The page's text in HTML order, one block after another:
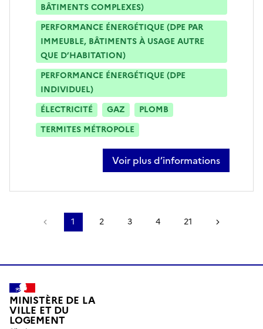
BÂTIMENTS COMPLEXES)
PERFORMANCE ÉNERGÉTIQUE (DPE PAR
IMMEUBLE, BÂTIMENTS À USAGE AUTRE
QUE D’HABITATION)
PERFORMANCE ÉNERGÉTIQUE (DPE
INDIVIDUEL)
ÉLECTRICITÉ
GAZ
PLOMB
TERMITES MÉTROPOLE
Voir plus d’informations
sur thomas fernandez
Page précédente
1 2 3 4 21
MINISTÈRE DE LA
VILLE ET DU
LOGEMENT